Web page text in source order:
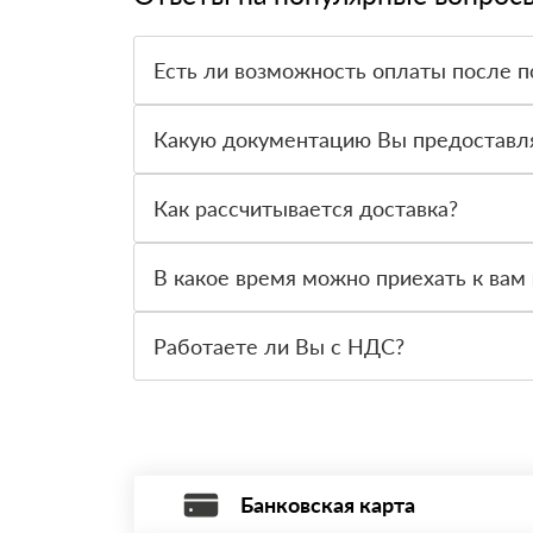
Есть ли возможность оплаты после
вправе от него отказаться.
Какую документацию Вы
Как рассчитывается доставка?
стоимости и сроков доставки, которые
В какое время можно приехать к вам
Работаете ли Вы с НДС?
Банковская карта